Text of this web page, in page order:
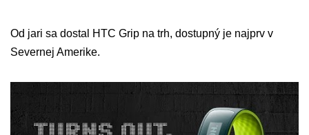
Od jari sa dostal HTC Grip na trh, dostupný je najprv v
Severnej Amerike.